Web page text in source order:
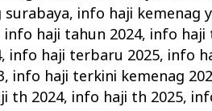
surabaya, info haji kemenag
info haji tahun 2024, info haji
, info haji terbaru 2025, info
, info haji terkini kemenag
th 2024, info haji th 2025,